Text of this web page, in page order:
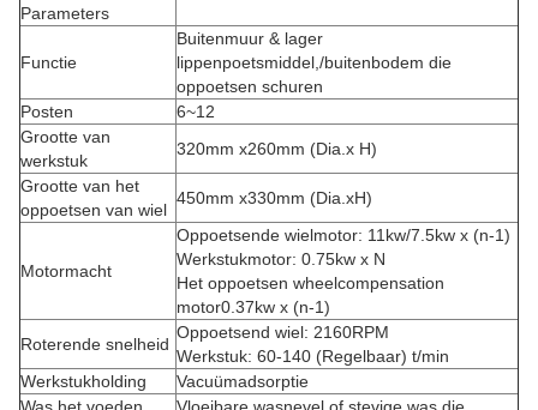
Parameters
Functie
Buitenmuur & lager
lippenpoetsmiddel,/buitenbodem die
oppoetsen schuren
Posten
6~12
Grootte van
werkstuk
320mm x260mm (Dia.x H)
Grootte van het
oppoetsen van wiel
450mm x330mm (Dia.xH)
Motormacht
Oppoetsende wielmotor: 11kw/7.5kw x (n-1)
Werkstukmotor: 0.75kw x N
Het oppoetsen wheelcompensation
motor0.37kw x (n-1)
Roterende snelheid
Oppoetsend wiel: 2160RPM
Werkstuk: 60-140 (Regelbaar) t/min
Werkstukholding
Vacuümadsorptie